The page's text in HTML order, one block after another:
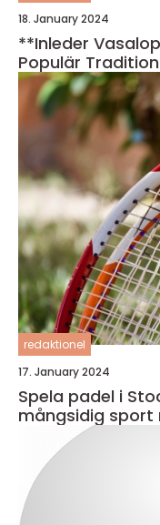
18. January 2024
**Inleder
Populär
redaktionel
17. January 2024
Spela padel i
mångsidig sport